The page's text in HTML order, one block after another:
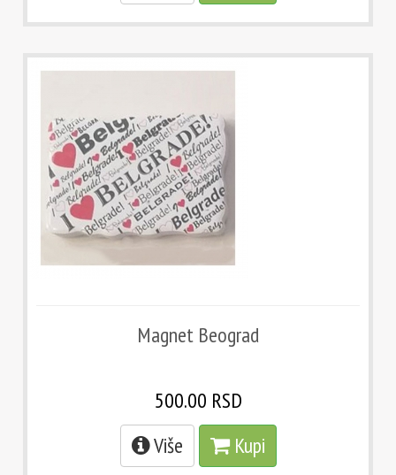
Magnet Beograd
500.00 RSD
Više
Kupi